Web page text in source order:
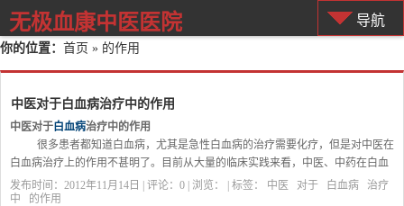
导航
无极血康中医医院
你的位置： 首页 » 的作用
中医对于白血病治疗中的作用
中医对于 白血病治疗中的作用
很多患者都知道白血病，尤其是急性白血病的治疗需要化疗，但是对中医在
白血病治疗上的作用不甚明了。目前从大量的临床实践来看，中医、中药在白血
病治疗中尽早参与可明显改善患者的病情。中医对人体的调理是全面的，中医对
气血、阴阳、脏腑的调理可以对应于西医的免疫功能、免疫状态的调节等，也就
发布时间：2012年11月14日 | 评论：0 | 浏览： | 标签： 中医 对于 白血病
治疗
中
的作用